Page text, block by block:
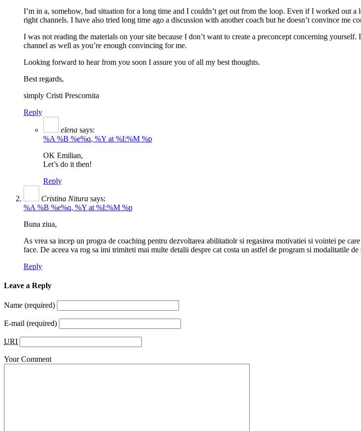
I’m in a, somehow, bad situation for a long time and I couldn’t get out from the loop. Even if I worked out
right channels. I have also tried long time ago a discussion with another coach but he doesn’t convince me
I was not reading the materials on your site because I don’t want to create a preconcept concerning
channel as well as you’re enough convincing for me.
Looking forward to hear from you soon I assure you of all my best thoughts.
Best regards,
simply Cristi Prescornita
Reply
elena says:
%A %B %e%q, %Y at %I:%M %p
OK Emilian,
Let’s do it then!
Reply
Cristina Nitura says:
%A %B %e%q, %Y at %I:%M %p
Buna ziua,
As vrea sa incep un progra de coaching pentru dezvoltarea abilitatiolr si regasirea motivatiei si vointei pe
face. De aceea va rog sa imi trimiteti mai multe detalii despre cat costa un astfel de program si modalitatile de
Reply
Leave a Reply
Name (required)
E-mail (required)
URI
Your Comment